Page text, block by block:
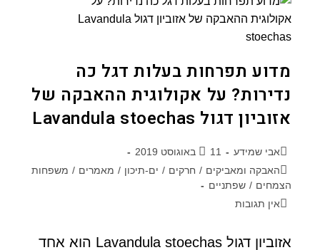
מדוע תפרחות בעלות דגל כה
נדירות? על אקולוגית ההאבקה של
אזוביון דגול Lavandula stoechas
אבי שמידע
11 באוגוסט 2019
האבקה ומאביקים / חרקים / ים-תיכון / מאמרים / משפחות
הצמחים / שפתניים
אין תגובות
אזוביון דגול Lavandula stoechas הוא אחד